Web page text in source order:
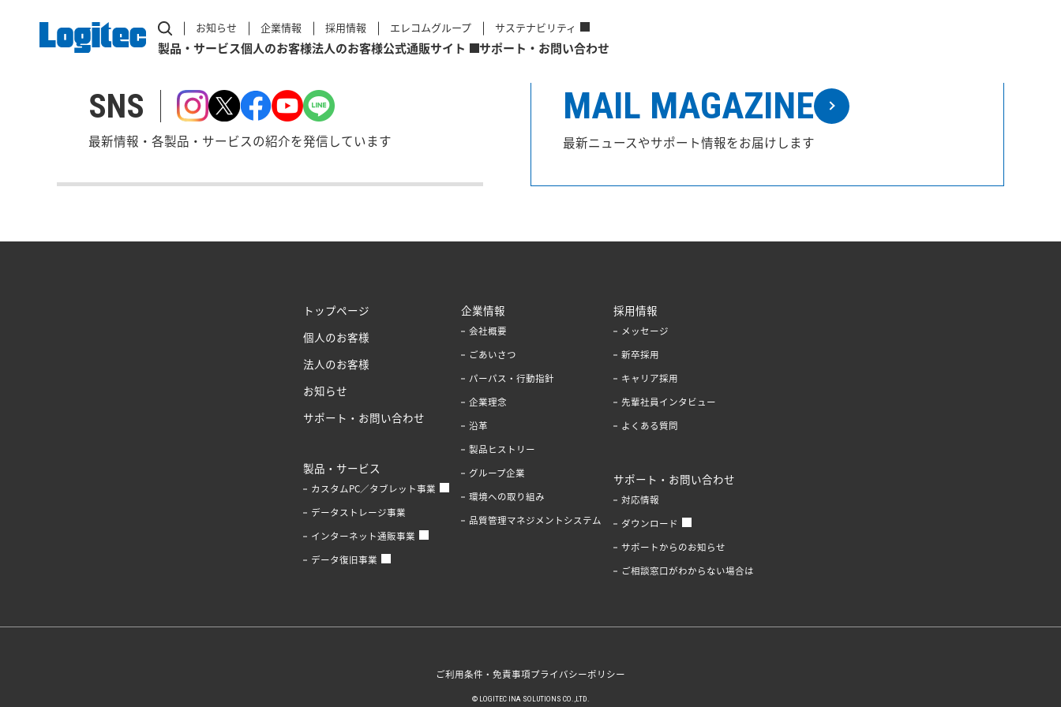
お知らせ 企業情報 採用情報 エレコムグループ サステナビリティ
製品・サービス個人のお客様法人のお客様公式通販サイト サポート・お問い合わせ
SNS
最新情報・各製品・サービスの紹介を発信しています
MAIL MAGAZINE
最新ニュースやサポート情報をお届けします
トップページ
個人のお客様
法人のお客様
お知らせ
サポート・お問い合わせ
製品・サービス
カスタムPC／タブレット事業
データストレージ事業
インターネット通販事業
データ復旧事業
企業情報
会社概要
ごあいさつ
パーパス・行動指針
企業理念
沿革
製品ヒストリー
グループ企業
環境への取り組み
品質管理マネジメントシステム
採用情報
メッセージ
新卒採用
キャリア採用
先輩社員インタビュー
よくある質問
サポート・お問い合わせ
対応情報
ダウンロード
サポートからのお知らせ
ご相談窓口がわからない場合は
ご利用条件・免責事項プライバシーポリシー
© LOGITEC INA SOLUTIONS CO.,LTD.